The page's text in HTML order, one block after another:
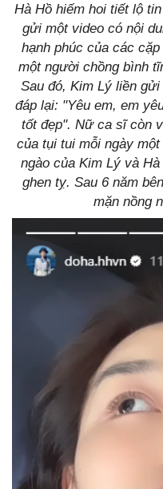
Hà Hồ hiếm hoi tiết lộ
gửi một video có nội
hạnh phúc của các
một người chồng bình
Sau đó, Kim Lý liền
đáp lại: "Yêu em, em
tốt đẹp". Nữ ca sĩ còn
của tụi tui mỗi ngày
ngào của Kim Lý và
ghen tỵ. Sau 6 năm
mặn nồng